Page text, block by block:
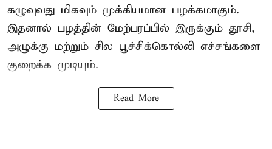
கழுவுவது மிகவும் முக்கியமான பழக்கமாகும்.
இதனால் பழத்தின் மேற்பரப்பில் இருக்கும் தூசி,
அழுக்கு மற்றும் சில பூச்சிக்கொல்லி எச்சங்களை
குறைக்க முடியும்.
Read More